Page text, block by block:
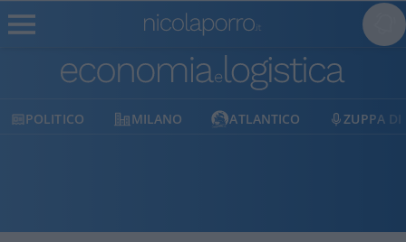
MILANO ATLANTICO ZUPPA DI PORRO